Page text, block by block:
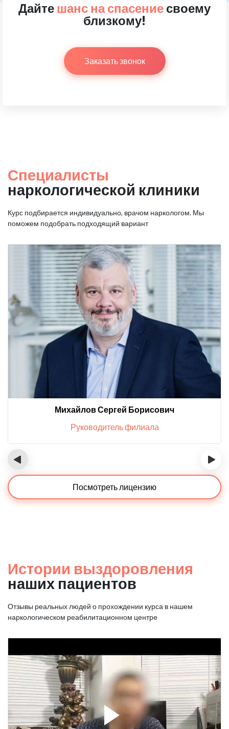
Дайте шанс на спасение своему
близкому!
Заказать звонок
Специалисты
наркологической клиники
Курс подбирается индивидуально, врачом наркологом. Мы
поможем подобрать подходящий вариант
Михайлов Сергей Борисович
Руководитель филиала
‹ ›
Посмотреть лицензию
Истории выздоровления
наших пациентов
Отзывы реальных людей о прохождении курса в нашем
наркологическом реабилитационном центре